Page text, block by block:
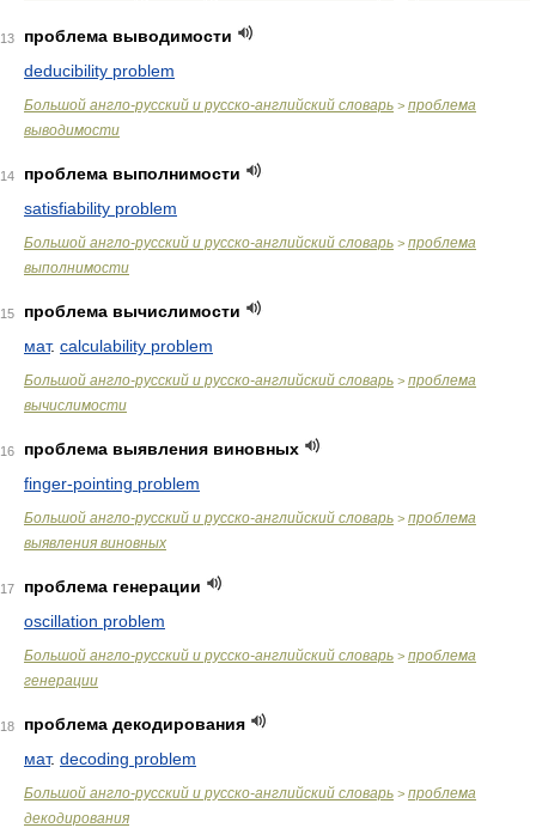
13
проблема выводимости
deducibility problem
Большой англо-русский и русско-английский словарь > проблема
выводимости
14
проблема выполнимости
satisfiability problem
Большой англо-русский и русско-английский словарь > проблема
выполнимости
15
проблема вычислимости
мат. calculability problem
Большой англо-русский и русско-английский словарь > проблема
вычислимости
16
проблема выявления виновных
finger-pointing problem
Большой англо-русский и русско-английский словарь > проблема
выявления виновных
17
проблема генерации
oscillation problem
Большой англо-русский и русско-английский словарь > проблема
генерации
18
проблема декодирования
мат. decoding problem
Большой англо-русский и русско-английский словарь > проблема
декодирования